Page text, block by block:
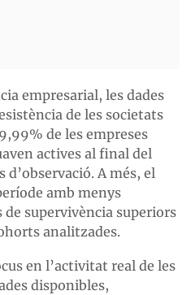
empresarial, les dades
de les societats
de les empreses
actives al final del
d’observació. A més, el
amb menys
supervivència superiors
analitzades.
en l’activitat real de les
disponibles,